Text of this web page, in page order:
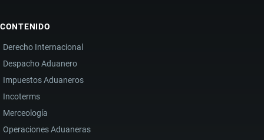
CONTENIDO
Derecho Internacional
Despacho Aduanero
Impuestos Aduaneros
Incoterms
Merceología
Operaciones Aduaneras